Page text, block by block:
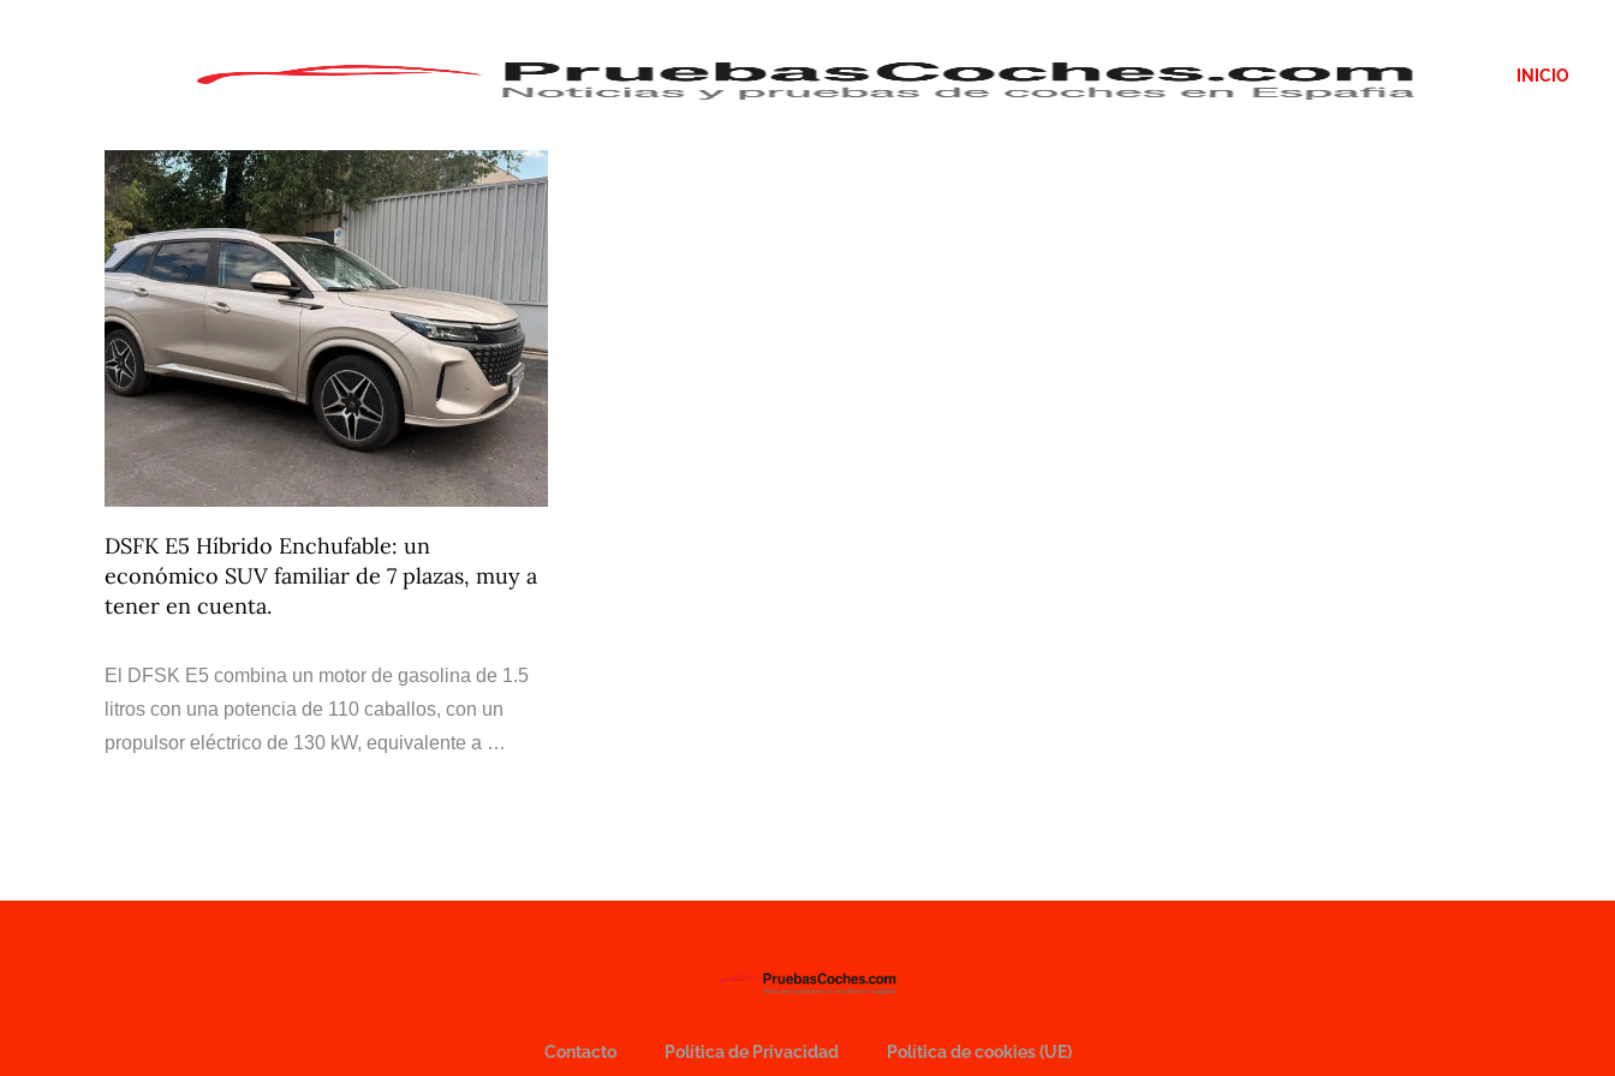
INICIO
DSFK E5 Híbrido Enchufable: un
económico SUV familiar de 7 plazas, muy a
tener en cuenta.
El DFSK E5 combina un motor de gasolina de 1.5
litros con una potencia de 110 caballos, con un
propulsor eléctrico de 130 kW, equivalente a …
Contacto Política de Privacidad Política de cookies (UE)